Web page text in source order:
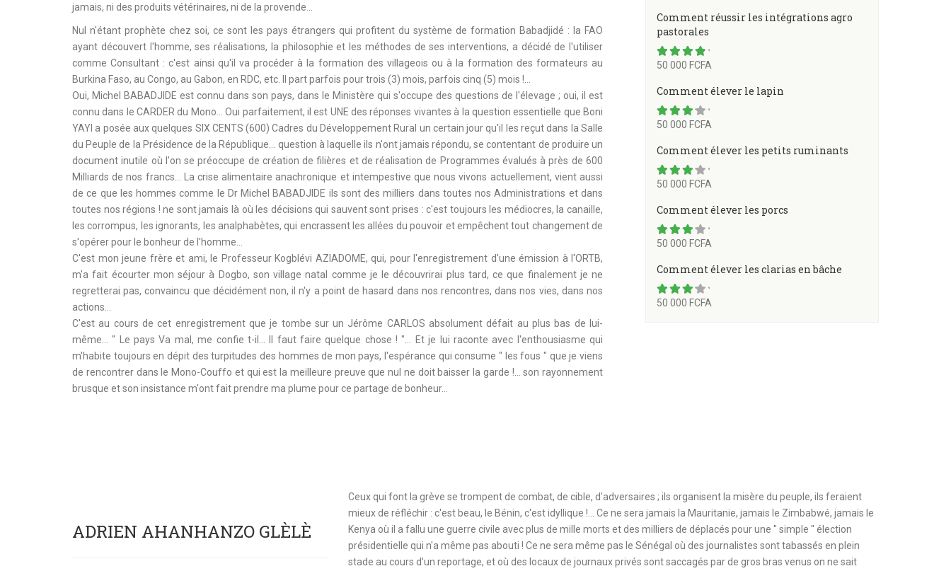
jamais, ni des produits vétérinaires, ni de la provende…
Nul n'étant prophète chez soi, ce sont les pays étrangers qui profitent du système de formation Babadjidé : la FAO
ayant découvert l'homme, ses réalisations, la philosophie et les méthodes de ses interventions, a décidé de l'utiliser
comme Consultant : c'est ainsi qu'il va procéder à la formation des villageois ou à la formation des formateurs au
Burkina Faso, au Congo, au Gabon, en RDC, etc. Il part parfois pour trois (3) mois, parfois cinq (5) mois !...
Oui, Michel BABADJIDE est connu dans son pays, dans le Ministère qui s'occupe des questions de l'élevage ; oui, il est
connu dans le CARDER du Mono… Oui parfaitement, il est UNE des réponses vivantes à la question essentielle que Boni
YAYI a posée aux quelques SIX CENTS (600) Cadres du Développement Rural un certain jour qu'il les reçut dans la Salle
du Peuple de la Présidence de la République… question à laquelle ils n'ont jamais répondu, se contentant de produire un
document inutile où l'on se préoccupe de création de filières et de réalisation de Programmes évalués à près de 600
Milliards de nos francs… La crise alimentaire anachronique et intempestive que nous vivons actuellement, vient aussi
de ce que les hommes comme le Dr Michel BABADJIDE ils sont des milliers dans toutes nos Administrations et dans
toutes nos régions ! ne sont jamais là où les décisions qui sauvent sont prises : c'est toujours les médiocres, la canaille,
les corrompus, les ignorants, les analphabètes, qui encrassent les allées du pouvoir et empêchent tout changement de
s'opérer pour le bonheur de l'homme…
C'est mon jeune frère et ami, le Professeur Kogblévi AZIADOME, qui, pour l'enregistrement d'une émission à l'ORTB,
m'a fait écourter mon séjour à Dogbo, son village natal comme je le découvrirai plus tard, ce que finalement je ne
regretterai pas, convaincu que décidément non, il n'y a point de hasard dans nos rencontres, dans nos vies, dans nos
actions…
C'est au cours de cet enregistrement que je tombe sur un Jérôme CARLOS absolument défait au plus bas de lui-
même… " Le pays Va mal, me confie t-il… Il faut faire quelque chose ! "… Et je lui raconte avec l'enthousiasme qui
m'habite toujours en dépit des turpitudes des hommes de mon pays, l'espérance qui consume " les fous " que je viens
de rencontrer dans le Mono-Couffo et qui est la meilleure preuve que nul ne doit baisser la garde !… son rayonnement
brusque et son insistance m'ont fait prendre ma plume pour ce partage de bonheur…
Comment réussir les intégrations agro
pastorales
4.50
50 000 FCFA
Comment élever le lapin
4.50
50 000 FCFA
Comment élever les petits ruminants
4.50
50 000 FCFA
Comment élever les porcs
4.50
50 000 FCFA
Comment élever les clarias en bâche
4.50
50 000 FCFA
ADRIEN AHANHANZO GLÈLÈ
Ceux qui font la grève se trompent de combat, de cible, d'adversaires ; ils organisent la misère du peuple, ils feraient
mieux de réfléchir : c'est beau, le Bénin, c'est idyllique !... Ce ne sera jamais la Mauritanie, jamais le Zimbabwé, jamais le
Kenya où il a fallu une guerre civile avec plus de mille morts et des milliers de déplacés pour une " simple " élection
présidentielle qui n'a même pas abouti ! Ce ne sera même pas le Sénégal où des journalistes sont tabassés en plein
stade au cours d'un reportage, et où des locaux de journaux privés sont saccagés par de gros bras venus on ne sait